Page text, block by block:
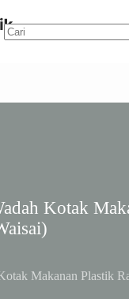
Kotak
Makanan Plastik